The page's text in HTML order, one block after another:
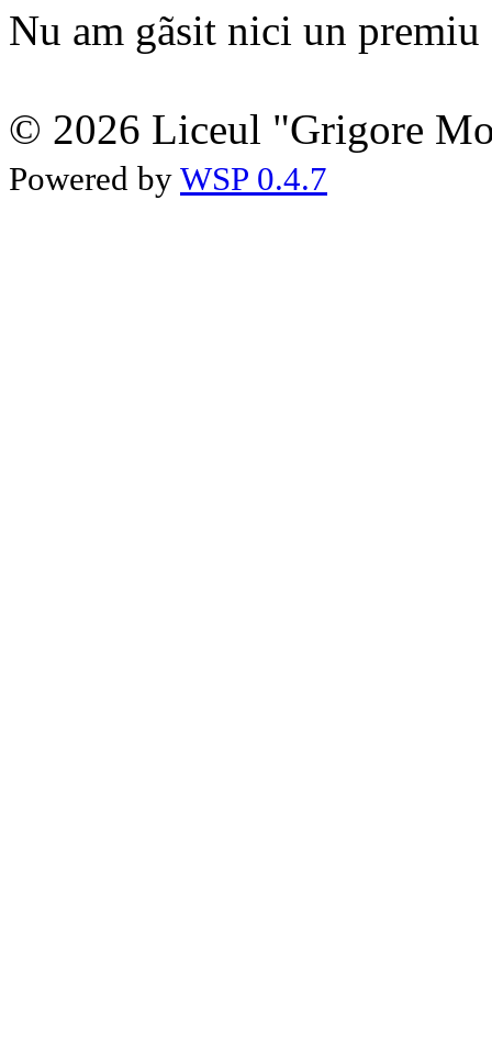
Nu am gãsit nici un premiu
© 2026 Liceul "Grigore
Powered by WSP 0.4.7